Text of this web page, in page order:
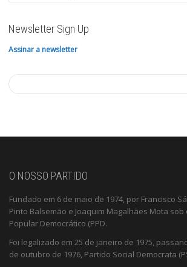
Newsletter Sign Up
Assinar a newsletter
O NOSSO PARTIDO
Fundado em 6 de maio de 1974, por Francisco
Pinto Balsemão e Joaquim Magalhães Mota
Popular Democrático (PPD.
Foi legalizado em 25 de janeiro de 1975,
de outubro de 1976, Partido Social Democrata